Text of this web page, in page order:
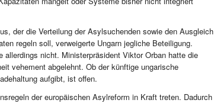
der die Verteilung der Asylsuchenden sowie den Ausgleich
regeln soll, verweigerte Ungarn jegliche Beteiligung.
allerdings nicht. Ministerpräsident Viktor Orban hatte die
vehement abgelehnt. Ob der künftige ungarische
aufgibt, ist offen.
der europäischen Asylreform in Kraft treten. Dadurch